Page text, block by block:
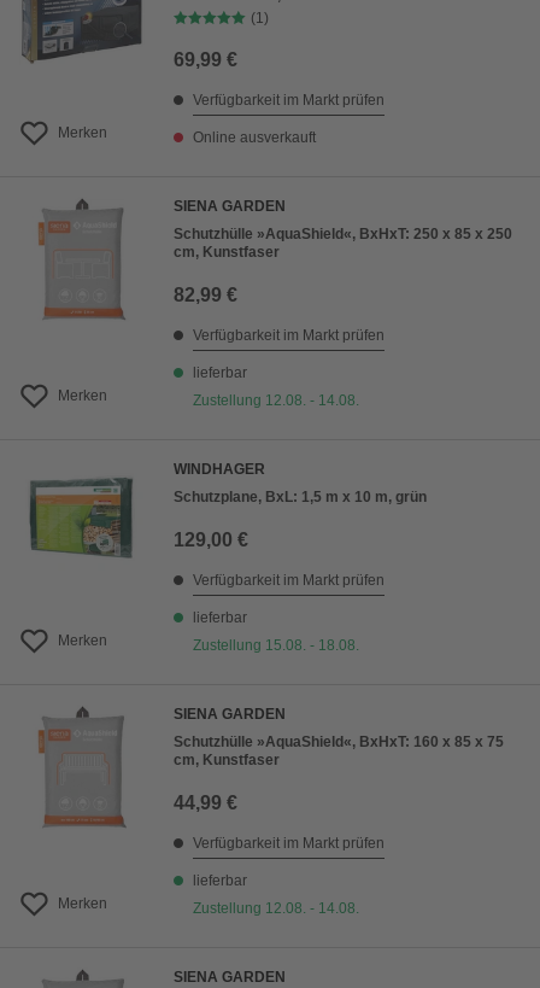
Merken
(1)
69,99 €
Verfügbarkeit im Markt prüfen
Online ausverkauft
Merken
SIENA GARDEN
Schutzhülle »AquaShield«, BxHxT: 250 x 85 x 250
cm, Kunstfaser
82,99 €
Verfügbarkeit im Markt prüfen
lieferbar
Zustellung 12.08. - 14.08.
Merken
WINDHAGER
Schutzplane, BxL: 1,5 m x 10 m, grün
129,00 €
Verfügbarkeit im Markt prüfen
lieferbar
Zustellung 15.08. - 18.08.
Merken
SIENA GARDEN
Schutzhülle »AquaShield«, BxHxT: 160 x 85 x 75
cm, Kunstfaser
44,99 €
Verfügbarkeit im Markt prüfen
lieferbar
Zustellung 12.08. - 14.08.
SIENA GARDEN